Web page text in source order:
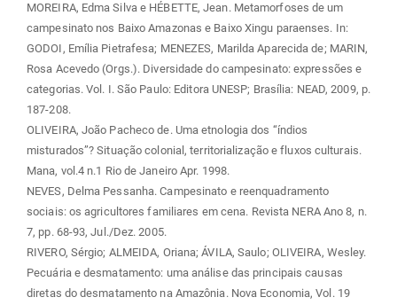
MOREIRA, Edma Silva e HÉBETTE, Jean. Metamorfoses de um
campesinato nos Baixo Amazonas e Baixo Xingu paraenses. In:
GODOI, Emília Pietrafesa; MENEZES, Marilda Aparecida de; MARIN,
Rosa Acevedo (Orgs.). Diversidade do campesinato: expressões e
categorias. Vol. I. São Paulo: Editora UNESP; Brasília: NEAD, 2009, p.
187-208.
OLIVEIRA, João Pacheco de. Uma etnologia dos “índios
misturados”? Situação colonial, territorialização e fluxos culturais.
Mana, vol.4 n.1 Rio de Janeiro Apr. 1998.
NEVES, Delma Pessanha. Campesinato e reenquadramento
sociais: os agricultores familiares em cena. Revista NERA Ano 8, n.
7, pp. 68-93, Jul./Dez. 2005.
RIVERO, Sérgio; ALMEIDA, Oriana; ÁVILA, Saulo; OLIVEIRA, Wesley.
Pecuária e desmatamento: uma análise das principais causas
diretas do desmatamento na Amazônia. Nova Economia, Vol. 19